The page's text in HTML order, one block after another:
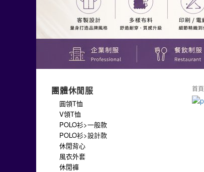
首頁
團體休閒服
圓領T恤
V領T恤
POLO衫>一般款
POLO衫>設計款
休閒背心
風衣外套
休閒褲